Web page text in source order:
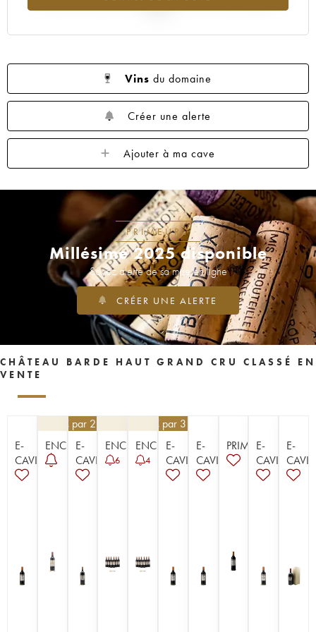
Vins du domaine
Créer une alerte
Ajouter à ma cave
PRIMEURS
Millésime 2025 disponible
Soyez alerté de sa mise en ligne
CRÉER UNE ALERTE
CHÂTEAU BARDE HAUT GRAND CRU CLASSÉ EN
VENTE
E-
CAVISTE
ENCHÈRE
€ par 2 | -10%
E-
CAVISTE
ENCHÈRE
6
ENCHÈRE
4
€ par 3 | -10%
E-
CAVISTE
E-
CAVISTE
PRIMEUR
E-
CAVISTE
E-